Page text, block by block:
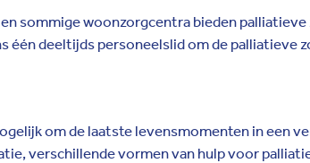
sommige woonzorgcentra bieden
één deeltijds personeelslid om de palliatieve
om de laatste levensmomenten in een
verschillende vormen van hulp voor